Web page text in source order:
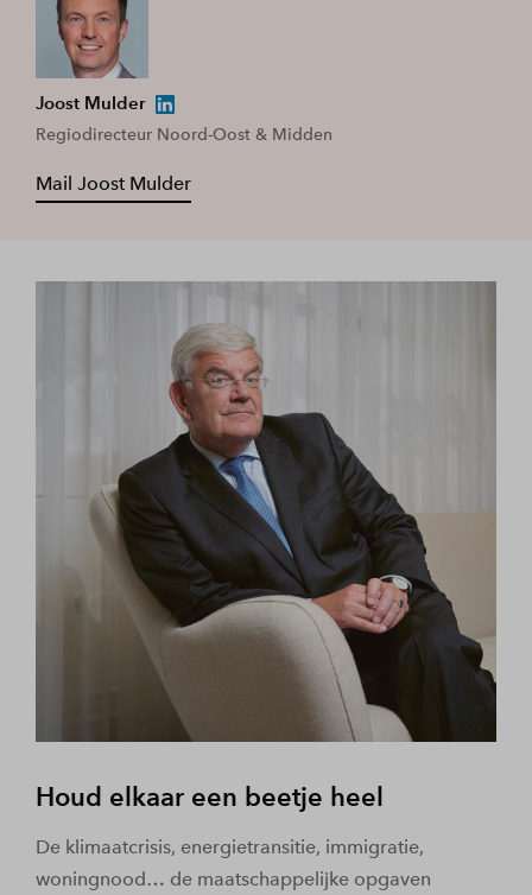
Joost Mulder
Regiodirecteur Noord-Oost & Midden
Mail Joost Mulder
Houd elkaar een beetje heel
De klimaatcrisis, energietransitie, immigratie,
woningnood… de maatschappelijke opgaven